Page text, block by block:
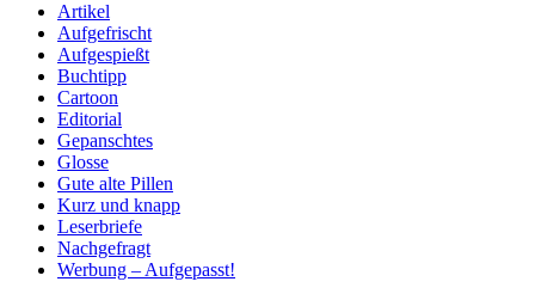
Artikel
Aufgefrischt
Aufgespießt
Buchtipp
Cartoon
Editorial
Gepanschtes
Glosse
Gute alte Pillen
Kurz und knapp
Leserbriefe
Nachgefragt
Werbung – Aufgepasst!